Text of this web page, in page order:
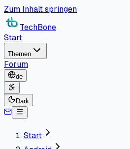
Zum Inhalt springen
TechBone
Start
Themen
Forum
de
Dark
Start